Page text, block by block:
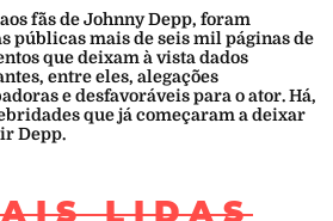
fãs de Johnny Depp, foram
públicas mais de seis mil páginas de
que deixam à vista dados
entre eles, alegações
e desfavoráveis para o ator. Há,
que já começaram a deixar
Depp.
LIDAS